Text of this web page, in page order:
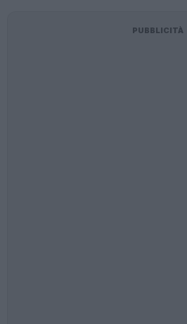
PUBBLICITÀ